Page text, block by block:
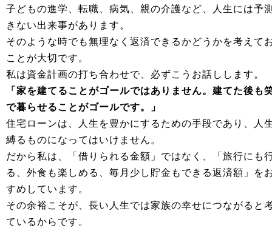
子どもの進学、転職、病気、親の介護など、人生には予
きない出来事があります。
そのような時でも無理なく返済できるかどうかを考えて
ことが大切です。
私は資金計画の打ち合わせで、必ずこうお話しします。
「家を建てることがゴールではありません。建てた後も
で暮らせることがゴールです。」
住宅ローンは、人生を豊かにするための手段であり、人
縛るものになってはいけません。
だから私は、「借りられる金額」ではなく、「旅行にも
る、外食も楽しめる、毎月少し貯金もできる返済額」を
すめしています。
その余裕こそが、長い人生では家族の幸せにつながると
ているからです。